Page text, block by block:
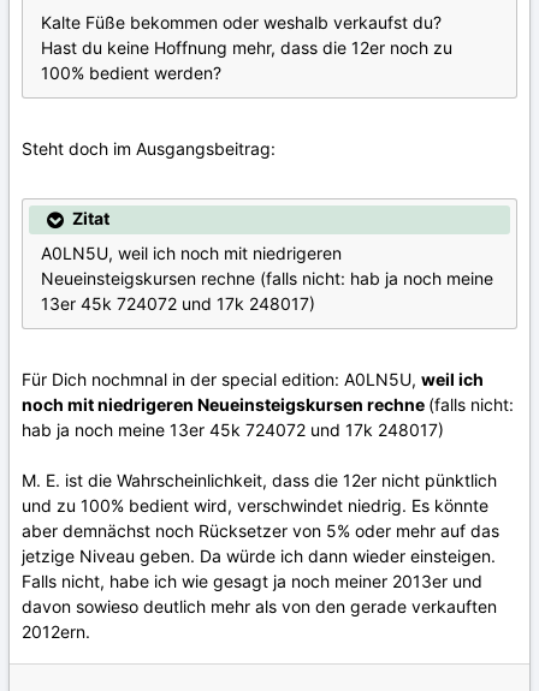
Kalte Füße bekommen oder weshalb verkaufst du?
Hast du keine Hoffnung mehr, dass die 12er noch zu
100% bedient werden?
Steht doch im Ausgangsbeitrag:
Zitat
A0LN5U, weil ich noch mit niedrigeren
Neueinsteigskursen rechne (falls nicht: hab ja noch meine
13er 45k 724072 und 17k 248017)
Für Dich nochmnal in der special edition: A0LN5U, weil ich
noch mit niedrigeren Neueinsteigskursen rechne (falls nicht:
hab ja noch meine 13er 45k 724072 und 17k 248017)
M. E. ist die Wahrscheinlichkeit, dass die 12er nicht pünktlich
und zu 100% bedient wird, verschwindet niedrig. Es könnte
aber demnächst noch Rücksetzer von 5% oder mehr auf das
jetzige Niveau geben. Da würde ich dann wieder einsteigen.
Falls nicht, habe ich wie gesagt ja noch meiner 2013er und
davon sowieso deutlich mehr als von den gerade verkauften
2012ern.